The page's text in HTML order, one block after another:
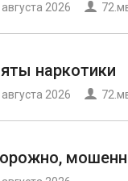
2026
наркотики
2026